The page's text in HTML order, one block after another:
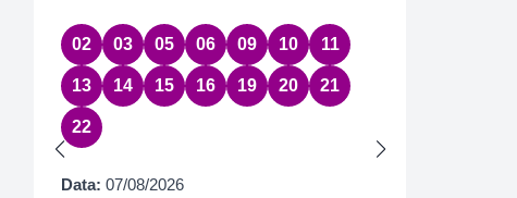
01 22 39 58 61
Data: 07/08/2026
Acumulou:
Próximo concurso: